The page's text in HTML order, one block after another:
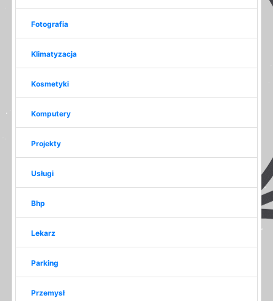
Fotografia
Klimatyzacja
Kosmetyki
Komputery
Projekty
Usługi
Bhp
Lekarz
Parking
Przemysł